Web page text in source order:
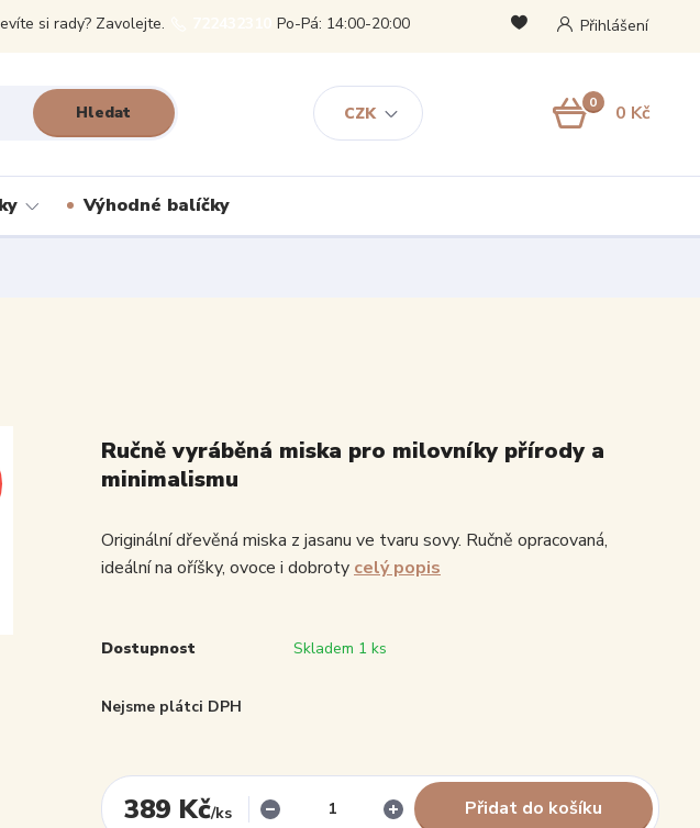
CZK
Přihlášení
Hledat
si rady? Zavolejte. Po-Pá: 14:00-20:00
0 0 Kč
Výhodné balíčky
Ručně vyráběná miska pro milovníky přírody a
minimalismu
Originální dřevěná miska z jasanu ve tvaru sovy. Ručně opracovaná,
ideální na oříšky, ovoce i dobroty celý popis
Dostupnost Skladem 1 ks
Nejsme plátci DPH
389 Kč/ks Přidat do košíku